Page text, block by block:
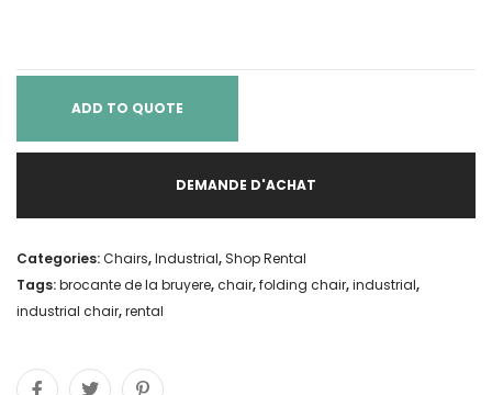
ADD TO QUOTE
DEMANDE D'ACHAT
Categories:Chairs,Industrial, Shop Rental
Tags:brocante de la bruyere,chair,folding chair,industrial,
industrial chair,rental